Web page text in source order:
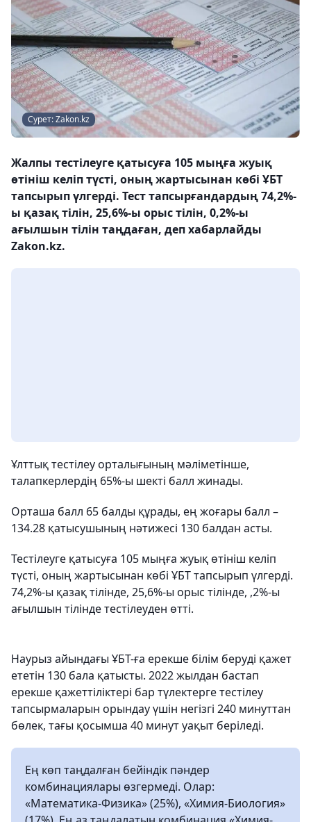
Сурет: Zakon.kz
Жалпы тестілеуге қатысуға 105 мыңға жуық
өтініш келіп түсті, оның жартысынан көбі ҰБТ
тапсырып үлгерді. Тест тапсырғандардың 74,2%-
ы қазақ тілін, 25,6%-ы орыс тілін, 0,2%-ы
ағылшын тілін таңдаған, деп хабарлайды
Zakon.kz.
Ұлттық тестілеу орталығының мәліметінше,
талапкерлердің 65%-ы шекті балл жинады.
Орташа балл 65 балды құрады, ең жоғары балл –
134.28 қатысушының нәтижесі 130 балдан асты.
Тестілеуге қатысуға 105 мыңға жуық өтініш келіп
түсті, оның жартысынан көбі ҰБТ тапсырып үлгерді.
74,2%-ы қазақ тілінде, 25,6%-ы орыс тілінде, ,2%-ы
ағылшын тілінде тестілеуден өтті.
Наурыз айындағы ҰБТ-ға ерекше білім беруді қажет
ететін 130 бала қатысты. 2022 жылдан бастап
ерекше қажеттіліктері бар түлектерге тестілеу
тапсырмаларын орындау үшін негізгі 240 минуттан
бөлек, тағы қосымша 40 минут уақыт беріледі.
Ең көп таңдалған бейіндік пәндер
комбинациялары өзгермеді. Олар:
«Математика-Физика» (25%), «Химия-Биология»